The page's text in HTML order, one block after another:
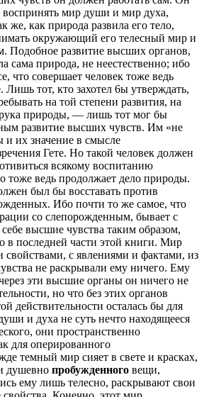
воспринять мир души и мир духа,
же, как природа развила его тело,
окружающий его телесный мир и
Подобное развитие высших органов,
сама природа, не неестественно; ибо
что совершает человек тоже ведь
тот, кто захотел 6ы утверждать,
на той степени развития, на
рука природы, — лишь тот мог бы
развитие высших чувств. Им «не
и их значение в смысле
Гете. Но такой человек должен
всякому воспитанию
тоже ведь продолжает дело природы.
был бы восставать против
Ибо почти то же самое, что
со слепорожденным, бывает с
высшие чувства таким образом,
в последней части этой книги. Мир
свойствами, с явлениями и фактами, из
не раскрывали ему ничего. Ему
эти высшие органы он ничего не
но что без этих органов
действительности осталась бы для
и духа не суть нечто находящееся
они пространственно
для оперированного
темный мир сияет в свете и красках,
душевно пробужденного вещи,
ему лишь телесно, раскрывают свои